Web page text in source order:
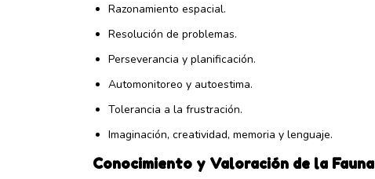
Razonamiento espacial.
Resolución de problemas.
Perseverancia y planificación.
Automonitoreo y autoestima.
Tolerancia a la frustración.
Imaginación, creatividad, memoria y lenguaje.
Conocimiento y Valoración de la Fauna